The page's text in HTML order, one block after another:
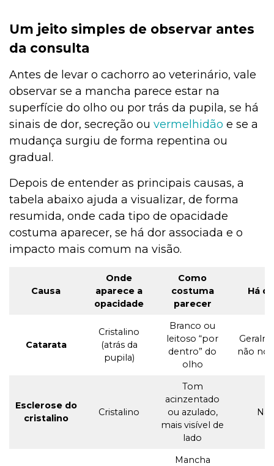
Um jeito simples de observar antes
da consulta
Antes de levar o cachorro ao veterinário, vale
observar se a mancha parece estar na
superfície do olho ou por trás da pupila, se há
sinais de dor, secreção ou vermelhidão e se a
mudança surgiu de forma repentina ou
gradual.
Depois de entender as principais causas, a
tabela abaixo ajuda a visualizar, de forma
resumida, onde cada tipo de opacidade
costuma aparecer, se há dor associada e o
impacto mais comum na visão.
Causa
Onde
aparece a
opacidade
Como
costuma
parecer
Há
Catarata
Cristalino
(atrás da
pupila)
Branco ou
leitoso “por
dentro” do
olho
não no
Esclerose do
cristalino
Cristalino
Tom
acinzentado
ou azulado,
mais visível de
lado
Mancha